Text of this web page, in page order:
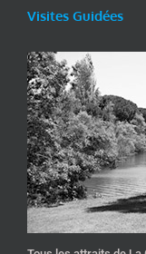
Visites Guidées